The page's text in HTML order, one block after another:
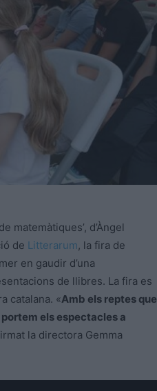
matemàtiques’, d’Àngel
de Litterarum, la fira de
en gaudir d’una
de llibres. La fira es
catalana. «Amb els reptes que
els espectacles a
la directora Gemma